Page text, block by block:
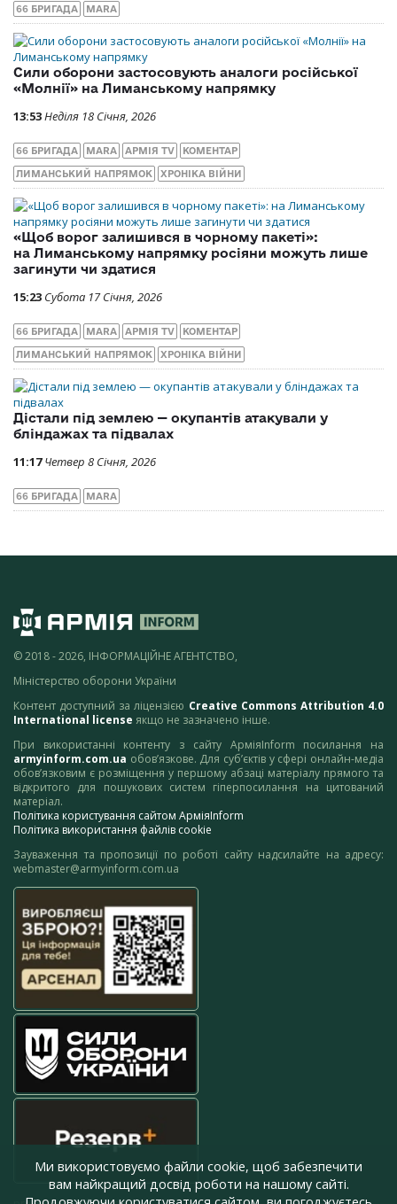
66 БРИГАДА MARA
Сили оборони застосовують аналоги російської
«Молнії» на Лиманському напрямку
13:53Неділя 18 Січня, 2026
66 БРИГАДА MARA АРМІЯ TV КОМЕНТАР
ЛИМАНСЬКИЙ НАПРЯМОК ХРОНІКА ВІЙНИ
«Щоб ворог залишився в чорному пакеті»:
на Лиманському напрямку росіяни можуть лише
загинути чи здатися
15:23 Субота 17 Січня, 2026
66 БРИГАДА MARA АРМІЯ TV КОМЕНТАР
ЛИМАНСЬКИЙ НАПРЯМОК ХРОНІКА ВІЙНИ
Дістали під землею — окупантів атакували у
бліндажах та підвалах
11:17 Четвер 8 Січня, 2026
66 БРИГАДА MARA
© 2018 - 2026, ІНФОРМАЦІЙНЕ АГЕНТСТВО,
Міністерство оборони України
Контент доступний за ліцензією Creative Commons Attribution 4.0
International license якщо не зазначено інше.
При використанні контенту з сайту АрміяInform посилання на
armyinform.com.ua обов’язкове. Для суб’єктів у сфері онлайн-медіа
обов’язковим є розміщення у першому абзаці матеріалу прямого та
відкритого для пошукових систем гіперпосилання на цитований
матеріал.
Політика користування сайтом АрміяInform
Політика використання файлів cookie
Зауваження та пропозиції по роботі сайту надсилайте на адресу:
webmaster@armyinform.com.ua
Ми використовуємо файли cookie, щоб забезпечити
вам найкращий досвід роботи на нашому сайті.